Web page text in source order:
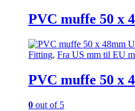
PVC muffe 50 x
Fitting, Fra US mm til EU
PVC muffe 50 x
0 out of 5